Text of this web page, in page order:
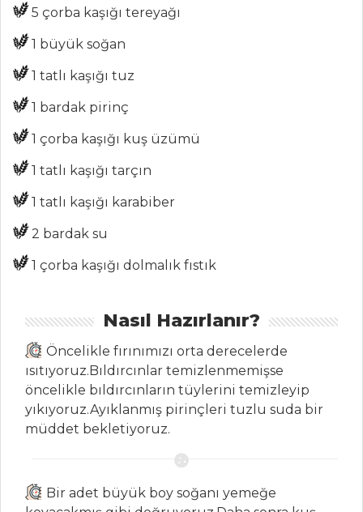
Aktüel
Chefs
Haber
MENÜLER
Tüm
Kategoriler
PASTA VE
ŞEFTALİLİ
COBBLER
ÇİKOLATALI VE
PANCARLI KEK
HAVUÇLU MUFFİN
5 çorba kaşığı tereyağı
1 büyük soğan
1 tatlı kaşığı tuz
1 bardak pirinç
1 çorba kaşığı kuş üzümü
1 tatlı kaşığı tarçın
1 tatlı kaşığı karabiber
2 bardak su
1 çorba kaşığı dolmalık fıstık
Nasıl Hazırlanır?
Öncelikle fırınımızı orta derecelerde
ısıtıyoruz.Bıldırcınlar temizlenmemişse
öncelikle bıldırcınların tüylerini temizleyip
yıkıyoruz.Ayıklanmış pirinçleri tuzlu suda bir
müddet bekletiyoruz.
Bir adet büyük boy soğanı yemeğe